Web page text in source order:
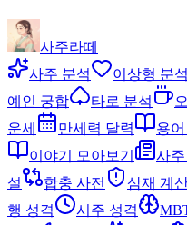
사주라떼
사주 분석
이상형 분석
예인 궁합
타로 분석
운세
만세력 달력
용
이야기 모아보기
사주
설
합충 사전 삼재 계
행 성격
시주 성격